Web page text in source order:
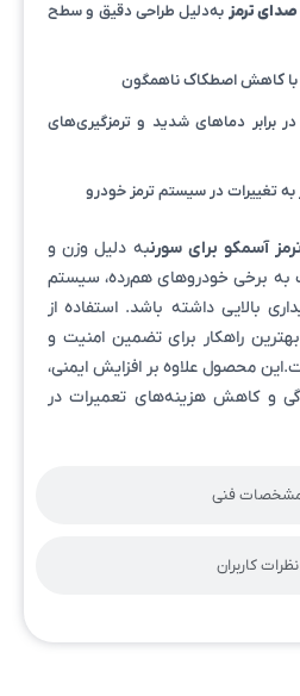
فنی
نظرات کاربران
ترمز به‌دلیل طراحی دقیق و سطح
با کاهش اصطکاک ناهمگون
در برابر دماهای شدید و ترمزگیری‌های
به تغییرات در سیستم ترمز خودرو
آسمکو برای سورنبه دلیل وزن و
به برخی خودروهای هم‌رده، سیستم
بالایی داشته باشد. استفاده از
راهکار برای تضمین امنیت و
محصول علاوه بر افزایش ایمنی،
و کاهش هزینه‌های تعمیرات در